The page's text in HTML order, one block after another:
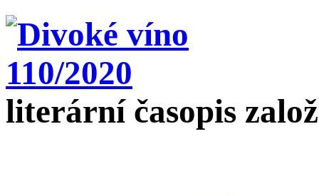
literární časopis